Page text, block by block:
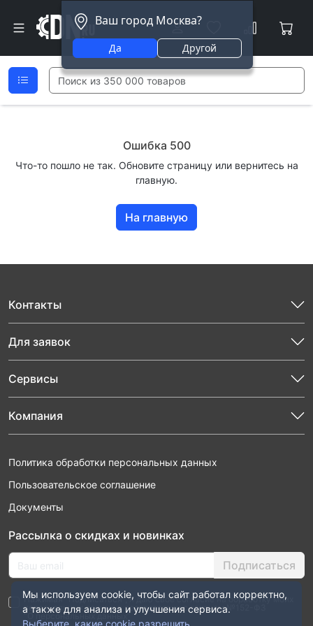
Ваш город Москва?
Да Другой
Ошибка 500
Что-то пошло не так. Обновите страницу или вернитесь на
главную.
На главную
Контакты
Для заявок
Сервисы
Компания
Политика обработки персональных данных
Пользовательское соглашение
Документы
Рассылка о скидках и новинках
Подписаться
Нажимая “Подписаться”, я даю свое согласие на обработку моих
персональных данных в соответствии с законом №152-ФЗ
“О персональных данных”
Мы используем cookie, чтобы сайт работал корректно,
а также для анализа и улучшения сервиса.
Выберите, какие cookie разрешить